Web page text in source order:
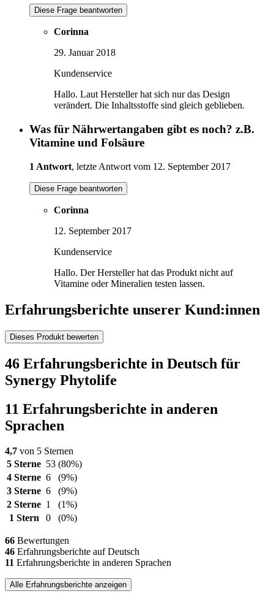
Diese Frage beantworten
Corinna
29. Januar 2018
Kundenservice
Hallo. Laut Hersteller hat sich nur das Design
verändert. Die Inhaltsstoffe sind gleich geblieben.
Was für Nährwertangaben gibt es noch? z.B.
Vitamine und Folsäure
1 Antwort, letzte Antwort vom 12. September 2017
Diese Frage beantworten
Corinna
12. September 2017
Kundenservice
Hallo. Der Hersteller hat das Produkt nicht auf
Vitamine oder Mineralien testen lassen.
Erfahrungsberichte unserer Kund:innen
Dieses Produkt bewerten
46 Erfahrungsberichte in Deutsch für
Synergy Phytolife
11 Erfahrungsberichte in anderen
Sprachen
4,7 von 5 Sternen
5 Sterne 53 (80%)
4 Sterne 6
(9%)
3 Sterne 6
(9%)
2 Sterne 1
(1%)
1 Stern
0 (0%)
66 Bewertungen
46 Erfahrungsberichte auf Deutsch
11 Erfahrungsberichte in anderen Sprachen
Alle Erfahrungsberichte anzeigen